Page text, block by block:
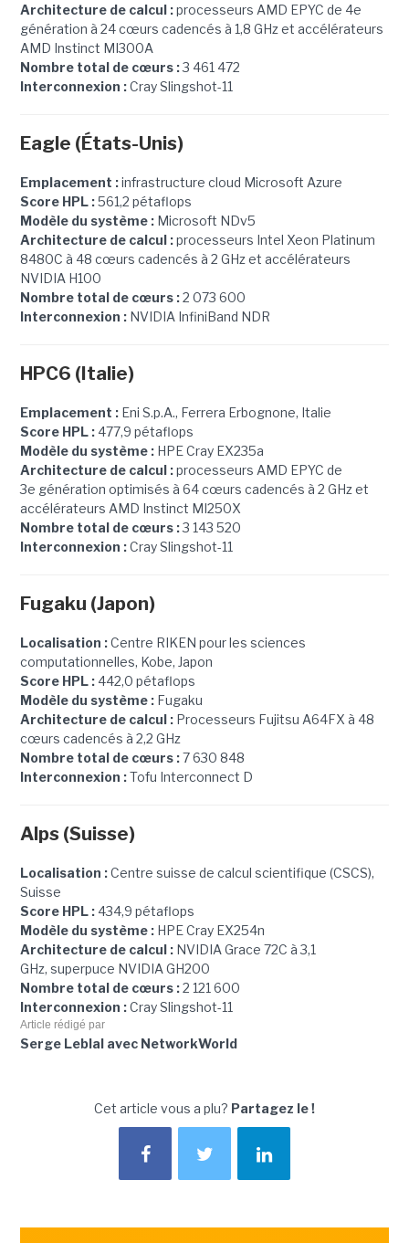
Architecture de calcul :processeurs AMD EPYC de 4e
génération à 24 cœurs cadencés à 1,8 GHz et accélérateurs
AMD Instinct MI300A
Nombre total de cœurs :3 461 472
Interconnexion :Cray Slingshot-11
Eagle (États-Unis)
Emplacement :infrastructure cloud Microsoft Azure
Score HPL :561,2 pétaflops
Modèle du système :Microsoft NDv5
Architecture de calcul :processeurs Intel Xeon Platinum
8480C à 48 cœurs cadencés à 2 GHz et accélérateurs
NVIDIA H100
Nombre total de cœurs :2 073 600
Interconnexion :NVIDIA InfiniBand NDR
HPC6 (Italie)
Emplacement :Eni S.p.A., Ferrera Erbognone, Italie
Score HPL :477,9 pétaflops
Modèle du système :HPE Cray EX235a
Architecture de calcul :processeurs AMD EPYC de
3e génération optimisés à 64 cœurs cadencés à 2 GHz et
accélérateurs AMD Instinct MI250X
Nombre total de cœurs :3 143 520
Interconnexion :Cray Slingshot-11
Fugaku (Japon)
Localisation :Centre RIKEN pour les sciences
computationnelles, Kobe, Japon
Score HPL :442,0 pétaflops
Modèle du système :Fugaku
Architecture de calcul :Processeurs Fujitsu A64FX à 48
cœurs cadencés à 2,2 GHz
Nombre total de cœurs :7 630 848
Interconnexion :Tofu Interconnect D
Alps (Suisse)
Localisation :Centre suisse de calcul scientifique (CSCS),
Suisse
Score HPL :434,9 pétaflops
Modèle du système :HPE Cray EX254n
Architecture de calcul :NVIDIA Grace 72C à 3,1
GHz, superpuce NVIDIA GH200
Nombre total de cœurs :2 121 600
Interconnexion :Cray Slingshot-11
Article rédigé par
Serge Leblal avec NetworkWorld
Cet article vous a plu? Partagez le !